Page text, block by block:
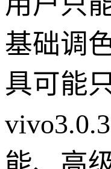
基础调
具可能